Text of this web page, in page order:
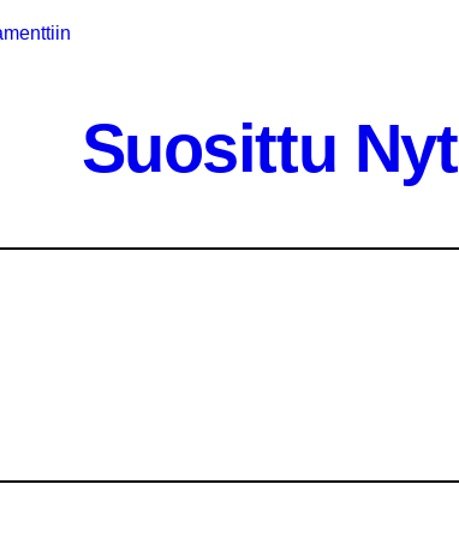
Suosittu Nyt